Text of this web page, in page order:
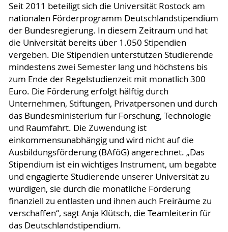
Seit 2011 beteiligt sich die Universität Rostock am
nationalen Förderprogramm Deutschlandstipendium
der Bundesregierung. In diesem Zeitraum und hat
die Universität bereits über 1.050 Stipendien
vergeben. Die Stipendien unterstützen Studierende
mindestens zwei Semester lang und höchstens bis
zum Ende der Regelstudienzeit mit monatlich 300
Euro. Die Förderung erfolgt hälftig durch
Unternehmen, Stiftungen, Privatpersonen und durch
das Bundesministerium für Forschung, Technologie
und Raumfahrt. Die Zuwendung ist
einkommensunabhängig und wird nicht auf die
Ausbildungsförderung (BAföG) angerechnet. „Das
Stipendium ist ein wichtiges Instrument, um begabte
und engagierte Studierende unserer Universität zu
würdigen, sie durch die monatliche Förderung
finanziell zu entlasten und ihnen auch Freiräume zu
verschaffen“, sagt Anja Klütsch, die Teamleiterin für
das Deutschlandstipendium.